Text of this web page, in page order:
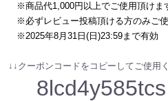
※商品代1,000円以上でご使用頂けま
※必ずレビュー投稿頂ける方のみご使
※2025年8月31日(日)23:59まで有効
↓↓クーポンコードをコピーしてご使用
8lcd4y585tcs